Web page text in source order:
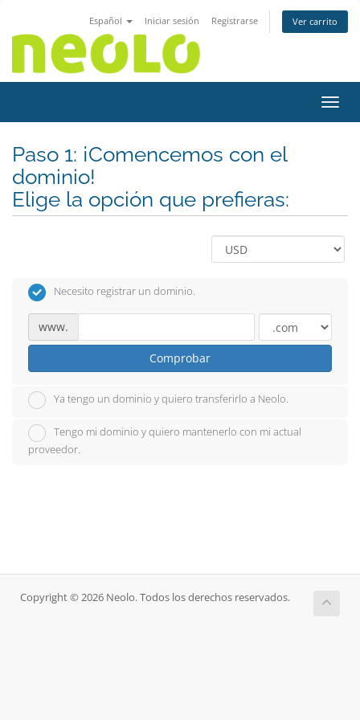
Español Iniciar sesión Registrarse Ver carrito
Paso 1: ¡Comencemos con el
dominio!
Elige la opción que prefieras:
Necesito registrar un dominio.
www.
Comprobar
Ya tengo un dominio y quiero transferirlo a Neolo.
Tengo mi dominio y quiero mantenerlo con mi actual
proveedor.
Copyright © 2026 Neolo. Todos los derechos reservados.